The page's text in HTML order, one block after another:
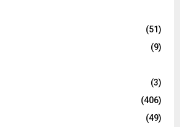
(51)
(9)
(3)
(406)
(49)